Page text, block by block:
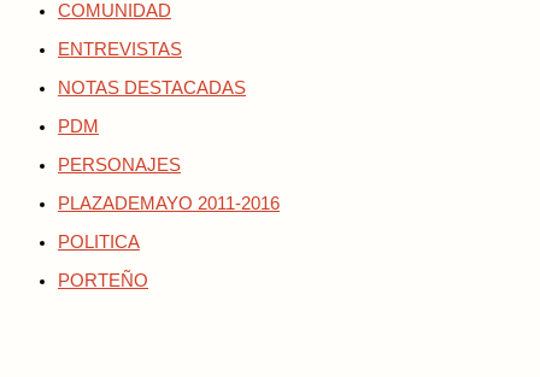
COMUNIDAD
ENTREVISTAS
NOTAS DESTACADAS
PDM
PERSONAJES
PLAZADEMAYO 2011-2016
POLITICA
PORTEÑO